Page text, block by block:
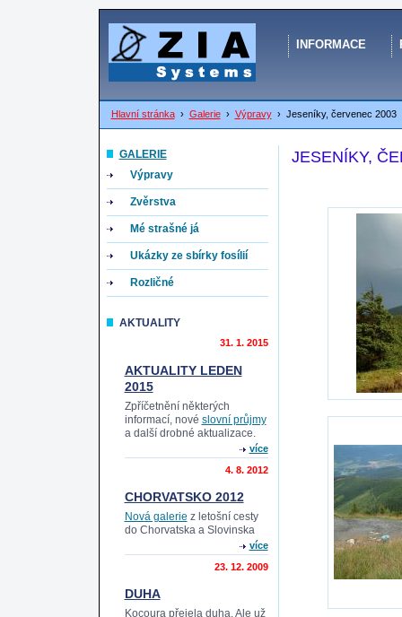
JESENÍKY,
Hlavní stránka› Galerie› Výpravy› Jeseníky, červenec 2003
INFORMACE
GALERIE
Výpravy
Zvěrstva
Mé strašné já
Ukázky ze sbírky fosílií
Rozličné
AKTUALITY
31. 1. 2015
AKTUALITY LEDEN
2015
Zpříčetnění některých
informací, nové slovní průjmy
a další drobné aktualizace.
více
4. 8. 2012
CHORVATSKO 2012
Nová galerie z letošní cesty
do Chorvatska a Slovinska
více
23. 12. 2009
DUHA
Kocoura přejela duha. Ale už